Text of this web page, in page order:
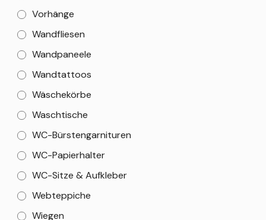
Vorhänge
Wandfliesen
Wandpaneele
Wandtattoos
Wäschekörbe
Waschtische
WC-Bürstengarnituren
WC-Papierhalter
WC-Sitze & Aufkleber
Webteppiche
Wiegen